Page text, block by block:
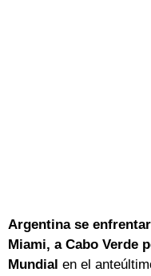
Argentina se
Miami, a Cabo Verde
Mundial en el